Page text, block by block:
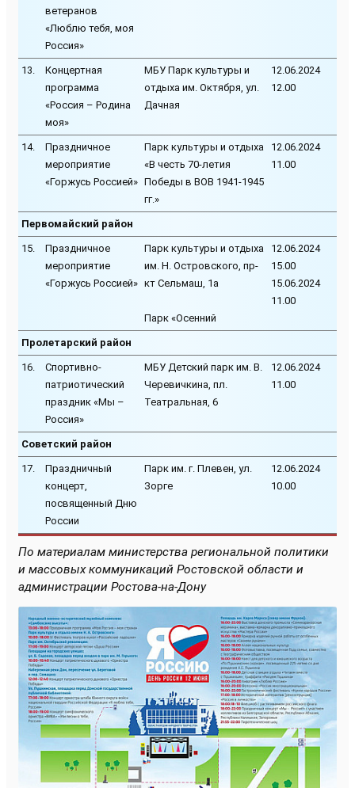
ветеранов
«Люблю тебя, моя
Россия»
13.
Концертная
программа
«Россия – Родина
моя»
МБУ Парк культуры и
отдыха им. Октября, ул.
Дачная
12.06.2024
12.00
14.
Праздничное
мероприятие
«Горжусь Россией»
Парк культуры и отдыха
«В честь 70-летия
Победы в ВОВ 1941-1945
гг.»
12.06.2024
11.00
Первомайский район
15.
Праздничное
мероприятие
«Горжусь Россией»
Парк культуры и отдыха
им. Н. Островского, пр-
кт Сельмаш, 1а
Парк «Осенний
12.06.2024
15.00
15.06.2024
11.00
Пролетарский район
16.
Спортивно-
патриотический
праздник «Мы –
Россия»
МБУ Детский парк им. В.
Черевичкина, пл.
Театральная, 6
12.06.2024
11.00
Советский район
17.
Праздничный
концерт,
посвященный Дню
России
Парк им. г. Плевен, ул.
Зорге
12.06.2024
10.00
По материалам министерства региональной политики
и массовых коммуникаций Ростовской области и
администрации Ростова-на-Дону